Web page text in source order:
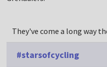
They've come a long way
#starsofcycling